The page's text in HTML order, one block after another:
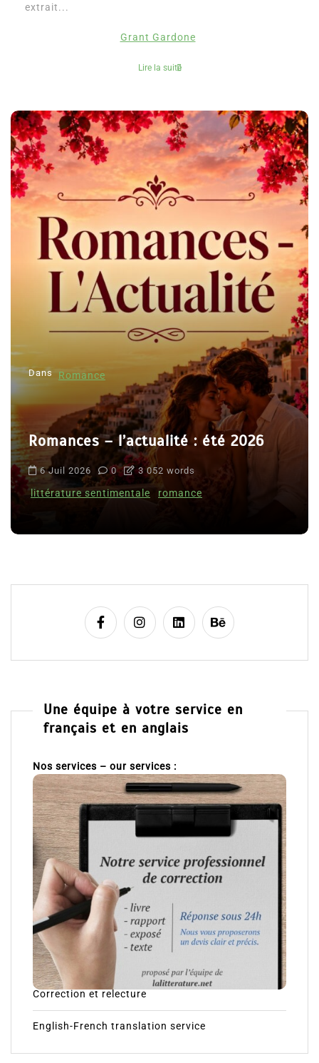
extrait...
Grant Gardone
Lire la suite
Dans Romance
Romances – l’actualité : été 2026
6 Juil 2026 0 3 052 words
littérature sentimentale romance
Une équipe à votre service en
français et en anglais
Nos services – our services :
Correction et relecture
English-French translation service